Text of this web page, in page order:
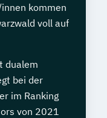
kommen
voll auf
dualem
bei der
im Ranking
von 2021